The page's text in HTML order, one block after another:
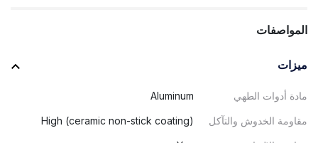
المواصفات
ميزات
مادة أدوات الطهي Aluminum
مقاومة الخدوش والتآكل High (ceramic non-stick coating)